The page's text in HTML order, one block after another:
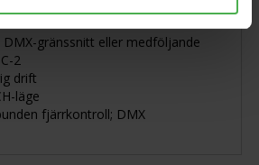
gränssnitt eller medföljande
2
drift
läge
fjärrkontroll; DMX